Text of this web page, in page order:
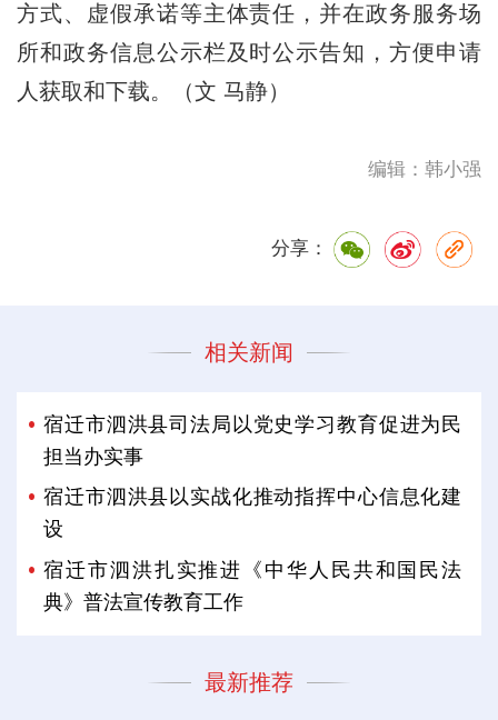
方式、虚假承诺等主体责任，并在政务服务场
所和政务信息公示栏及时公示告知，方便申请
人获取和下载。（文 马静）
编辑：韩小强
分享：
相关新闻
宿迁市泗洪县司法局以党史学习教育促进为民
担当办实事
宿迁市泗洪县以实战化推动指挥中心信息化建
设
宿迁市泗洪扎实推进《中华人民共和国民法
典》普法宣传教育工作
最新推荐